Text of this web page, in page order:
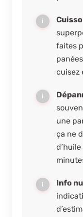
faites
cuisez
une
ça ne
Info